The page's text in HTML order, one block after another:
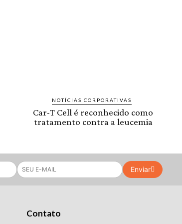
NOTÍCIAS CORPORATIVAS
Car-T Cell é reconhecido como
tratamento contra a leucemia
Enviar
Contato